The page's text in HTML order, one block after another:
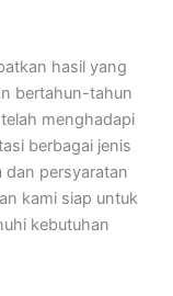
hasil yang
bertahun-tahun
menghadapi
berbagai jenis
dan persyaratan
kami siap untuk
kebutuhan